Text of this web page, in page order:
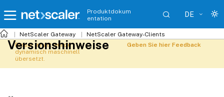
Produktdokum
entation
DE
NetScaler Gateway NetScaler Gateway-Clients
Dieser Inhalt wurde
dynamisch maschinell
übersetzt.
Geben Sie hier Feedback
Versionshinweise